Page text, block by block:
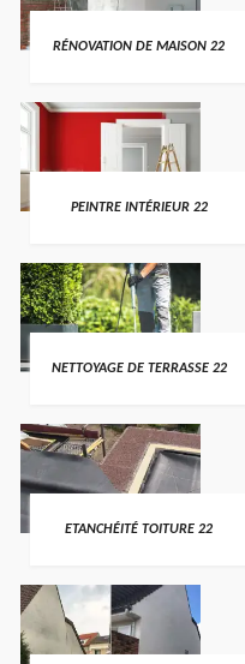
RÉNOVATION DE MAISON 22
PEINTRE INTÉRIEUR 22
NETTOYAGE DE TERRASSE 22
ETANCHÉITÉ TOITURE 22